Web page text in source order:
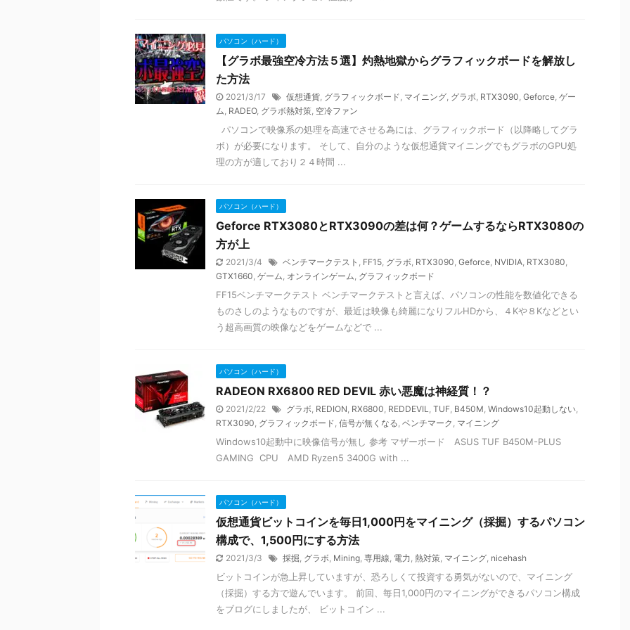
パソコン（ハード）
【グラボ最強空冷方法５選】灼熱地獄からグラフィックボードを解放し
た方法
2021/3/17 仮想通貨, グラフィックボード, マイニング, グラボ, RTX3090, Geforce, ゲー
ム, RADEO, グラボ熱対策, 空冷ファン
パソコンで映像系の処理を高速でさせる為には、グラフィックボード（以降略してグラ
ボ）が必要になります。 そして、自分のような仮想通貨マイニングでもグラボのGPU処
理の方が適しており２４時間 ...
パソコン（ハード）
Geforce RTX3080とRTX3090の差は何？ゲームするならRTX3080の
方が上
2021/3/4 ベンチマークテスト , FF15, グラボ, RTX3090, Geforce, NVIDIA, RTX3080,
GTX1660, ゲーム, オンラインゲーム, グラフィックボード
FF15ベンチマークテスト ベンチマークテストと言えば、パソコンの性能を数値化できる
ものさしのようなものですが、最近は映像も綺麗になりフルHDから、４Kや８Kなどとい
う超高画質の映像などをゲームなどで ...
パソコン（ハード）
RADEON RX6800 RED DEVIL 赤い悪魔は神経質！？
2021/2/22 グラボ, REDION, RX6800, REDDEVIL, TUF, B450M, Windows10起動しない,
RTX3090, グラフィックボード, 信号が無くなる, ベンチマーク , マイニング
Windows10起動中に映像信号が無し 参考 マザーボード ASUS TUF B450M-PLUS
GAMING CPU AMD Ryzen5 3400G with ...
パソコン（ハード）
仮想通貨ビットコインを毎日1,000円をマイニング（採掘）するパソコン
構成で、1,500円にする方法
2021/3/3 採掘, グラボ, Mining, 専用線, 電力, 熱対策, マイニング, nicehash
ビットコインが急上昇していますが、恐ろしくて投資する勇気がないので、マイニング
（採掘）する方で遊んでいます。 前回、毎日1,000円のマイニングができるパソコン構成
をブログにしましたが、 ビットコイン ...